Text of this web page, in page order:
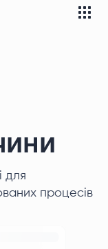
для
процесів